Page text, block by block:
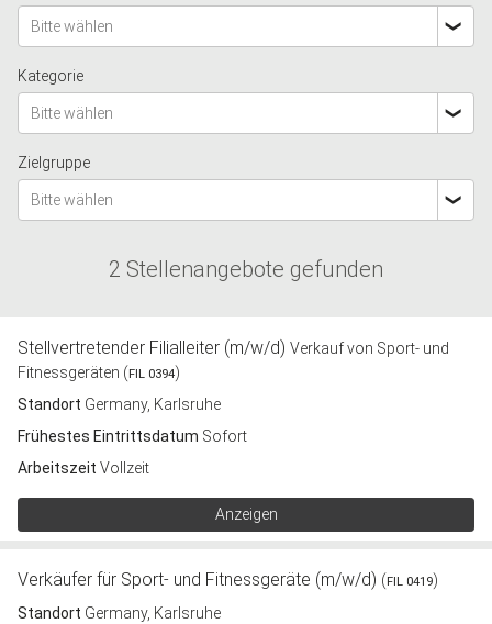
Bitte wählen
Kategorie
Bitte wählen
Zielgruppe
Bitte wählen
2 Stellenangebote gefunden
Stellvertretender Filialleiter (m/w/d) Verkauf von Sport- und
Fitnessgeräten ( FIL 0394)
Standort Germany, Karlsruhe
Frühestes Eintrittsdatum Sofort
Arbeitszeit Vollzeit
Anzeigen
Verkäufer für Sport- und Fitnessgeräte (m/w/d) ( FIL 0419)
Standort Germany, Karlsruhe